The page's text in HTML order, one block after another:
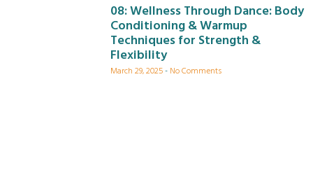
08: Wellness Through Dance: Body
Conditioning & Warmup
Techniques for Strength &
Flexibility
March 29, 2025 No Comments